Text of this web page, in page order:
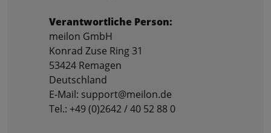
Verantwortliche Person:
meilon GmbH
Konrad Zuse Ring 31
53424 Remagen
Deutschland
E-Mail: support@meilon.de
Tel.: +49 (0)2642 / 40 52 88 0